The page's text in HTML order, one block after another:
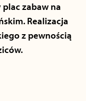
zabaw na
Realizacja
z pewnością